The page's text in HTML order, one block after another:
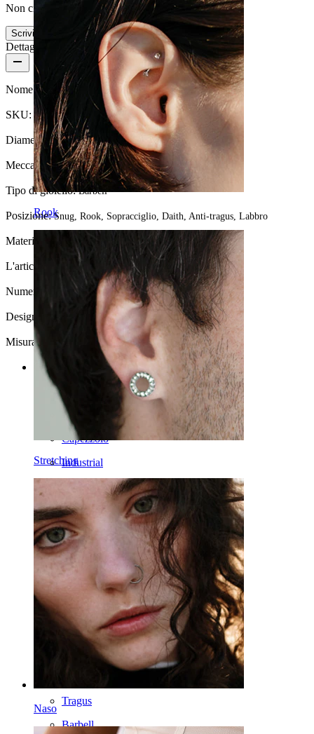
Rook
Stretching
Naso
Non ci sono ancora recensioni per questo prodotto
Scrivi una recensione
Dettagli del prodotto
Nome: Barra curva con pietre opale incastonate
SKU: Banana-74
Diametro del filo:1,2 mm
Meccanismo di chiusura: Filettatura esterna
Tipo di gioiello:Barbell
Posizione:Snug, Rook, Sopracciglio, Daith, Anti-tragus, Labbro
Materiale:
L'articolo è incollato?: Sì
Numero di pezzi:
Design:
Misura della sfera: 3 mm
Categories
Labbro
Capezzolo
Industrial
Helix
Orecchio
Septum
Oro 14K
Fake piercing
Labret
Tragus
Barbell